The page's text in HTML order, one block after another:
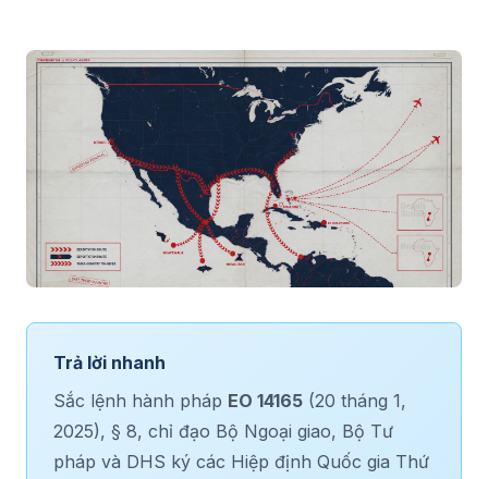
Trả lời nhanh
Sắc lệnh hành pháp EO 14165 (20 tháng 1,
2025), § 8, chỉ đạo Bộ Ngoại giao, Bộ Tư
pháp và DHS ký các Hiệp định Quốc gia Thứ